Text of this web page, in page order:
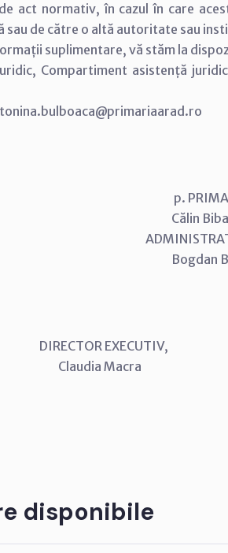
act normativ, în cazul în care
sau de către o altă autoritate sau
suplimentare, vă stăm la
Compartiment asistență
EXECUTIV,
Macra
disponibile